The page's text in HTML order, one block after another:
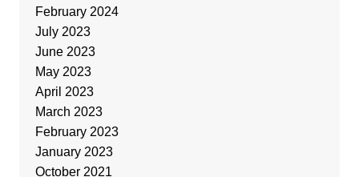
February 2024
July 2023
June 2023
May 2023
April 2023
March 2023
February 2023
January 2023
October 2021